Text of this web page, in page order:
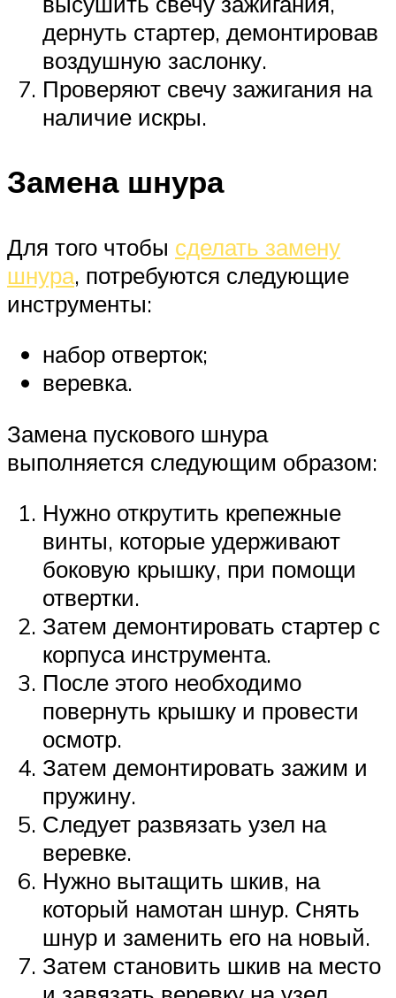
дернуть стартер, демонтировав
воздушную заслонку.
Проверяют свечу зажигания на
наличие искры.
Замена шнура
Для того чтобы сделать замену
шнура, потребуются следующие
инструменты:
набор отверток;
веревка.
Замена пускового шнура
выполняется следующим образом:
Нужно открутить крепежные
винты, которые удерживают
боковую крышку, при помощи
отвертки.
Затем демонтировать стартер с
корпуса инструмента.
После этого необходимо
повернуть крышку и провести
осмотр.
Затем демонтировать зажим и
пружину.
Следует развязать узел на
веревке.
Нужно вытащить шкив, на
который намотан шнур. Снять
шнур и заменить его на новый.
Затем становить шкив на место